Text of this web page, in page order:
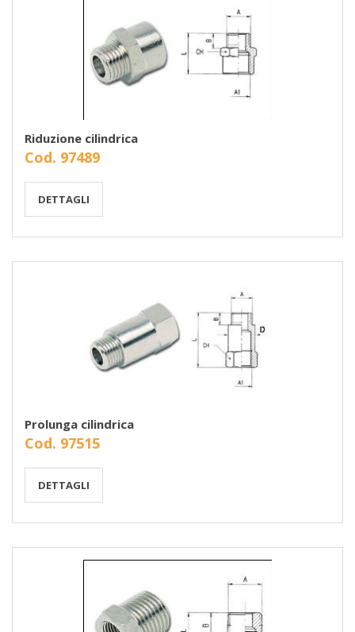
Riduzione cilindrica
Cod. 97489
DETTAGLI
Prolunga cilindrica
Cod. 97515
DETTAGLI